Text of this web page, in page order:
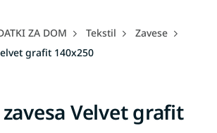
ZA DOM Tekstil
Zavese
grafit 140x250
Velvet grafit